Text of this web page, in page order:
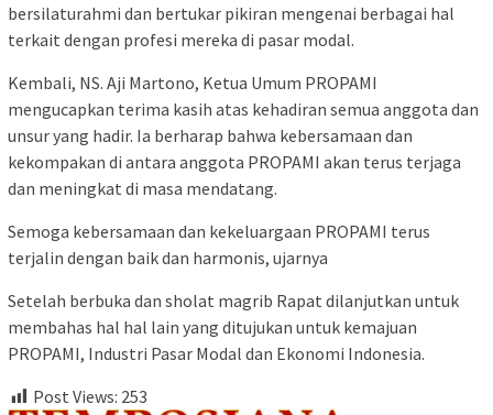
bersilaturahmi dan bertukar pikiran mengenai berbagai hal
terkait dengan profesi mereka di pasar modal.
Kembali, NS. Aji Martono, Ketua Umum PROPAMI
mengucapkan terima kasih atas kehadiran semua anggota dan
unsur yang hadir. Ia berharap bahwa kebersamaan dan
kekompakan di antara anggota PROPAMI akan terus terjaga
dan meningkat di masa mendatang.
Semoga kebersamaan dan kekeluargaan PROPAMI terus
terjalin dengan baik dan harmonis, ujarnya
Setelah berbuka dan sholat magrib Rapat dilanjutkan untuk
membahas hal hal lain yang ditujukan untuk kemajuan
PROPAMI, Industri Pasar Modal dan Ekonomi Indonesia.
Post Views: 253